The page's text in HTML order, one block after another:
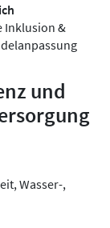
Inklusion &
und
Wasser-,